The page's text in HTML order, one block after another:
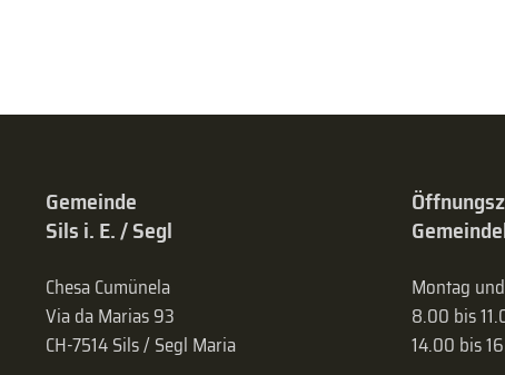
Gemeinde
Sils i. E. / Segl
Chesa Cumünela
Via da Marias 93
CH-7514 Sils / Segl Maria
Montag
8.00 bis
14.00 bis